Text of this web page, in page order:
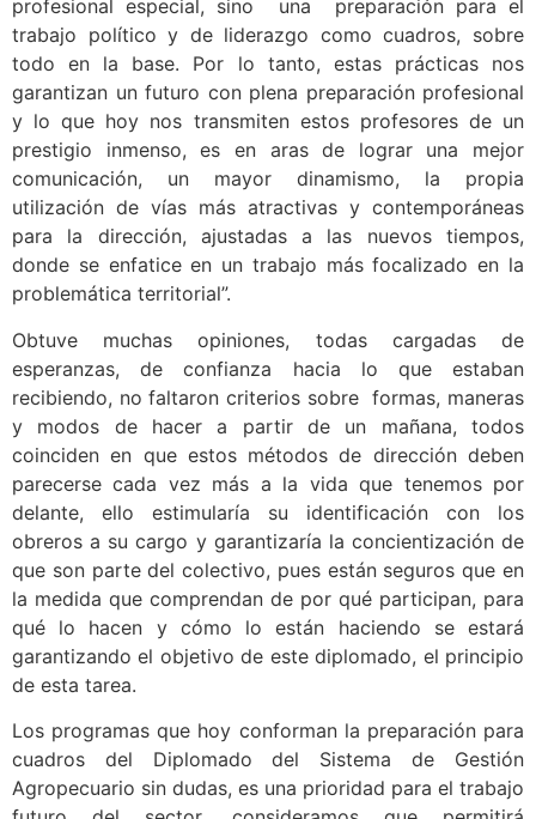
profesional especial, sino una preparación para el
trabajo político y de liderazgo como cuadros, sobre
todo en la base. Por lo tanto, estas prácticas nos
garantizan un futuro con plena preparación profesional
y lo que hoy nos transmiten estos profesores de un
prestigio inmenso, es en aras de lograr una mejor
comunicación, un mayor dinamismo, la propia
utilización de vías más atractivas y contemporáneas
para la dirección, ajustadas a las nuevos tiempos,
donde se enfatice en un trabajo más focalizado en la
problemática territorial”.
Obtuve muchas opiniones, todas cargadas de
esperanzas, de confianza hacia lo que estaban
recibiendo, no faltaron criterios sobre formas, maneras
y modos de hacer a partir de un mañana, todos
coinciden en que estos métodos de dirección deben
parecerse cada vez más a la vida que tenemos por
delante, ello estimularía su identificación con los
obreros a su cargo y garantizaría la concientización de
que son parte del colectivo, pues están seguros que en
la medida que comprendan de por qué participan, para
qué lo hacen y cómo lo están haciendo se estará
garantizando el objetivo de este diplomado, el principio
de esta tarea.
Los programas que hoy conforman la preparación para
cuadros del Diplomado del Sistema de Gestión
Agropecuario sin dudas, es una prioridad para el trabajo